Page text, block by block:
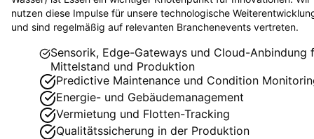
nutzen diese Impulse für unsere technologische
und sind regelmäßig auf relevanten Branchenevents vertreten.
Sensorik, Edge-Gateways und Cloud-Anbindung
Mittelstand und Produktion
Predictive Maintenance und Condition
Energie- und Gebäudemanagement
Vermietung und Flotten-Tracking
Qualitätssicherung in der Produktion